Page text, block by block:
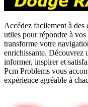
Accédez facilement à des
utiles pour répondre à
transforme votre
enrichissante. Découvrez
informer, inspirer et
Pcm Problems vous
expérience agréable à